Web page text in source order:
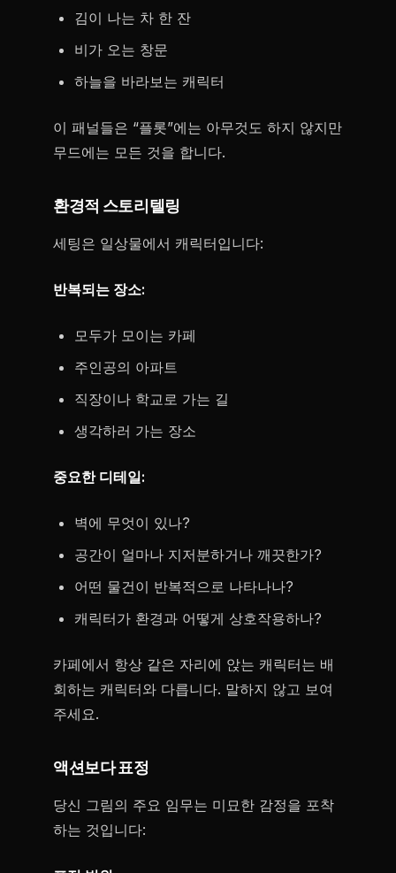
김이 나는 차 한 잔
비가 오는 창문
하늘을 바라보는 캐릭터
이 패널들은 “플롯”에는 아무것도 하지 않지만
무드에는 모든 것을 합니다.
환경적 스토리텔링
세팅은 일상물에서 캐릭터입니다:
반복되는 장소:
모두가 모이는 카페
주인공의 아파트
직장이나 학교로 가는 길
생각하러 가는 장소
중요한 디테일:
벽에 무엇이 있나?
공간이 얼마나 지저분하거나 깨끗한가?
어떤 물건이 반복적으로 나타나나?
캐릭터가 환경과 어떻게 상호작용하나?
카페에서 항상 같은 자리에 앉는 캐릭터는 배
회하는 캐릭터와 다릅니다. 말하지 않고 보여
주세요.
액션보다 표정
당신 그림의 주요 임무는 미묘한 감정을 포착
하는 것입니다: